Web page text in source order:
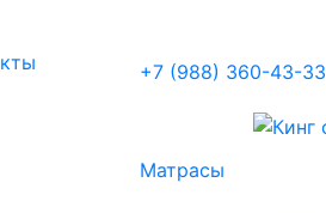
+7 (988) 360-43-33
Матрасы